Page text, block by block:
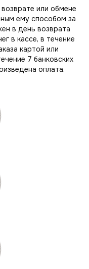
или обмене
ему способом за
в день возврата
в кассе, в течение
картой или
7 банковских
оплата.